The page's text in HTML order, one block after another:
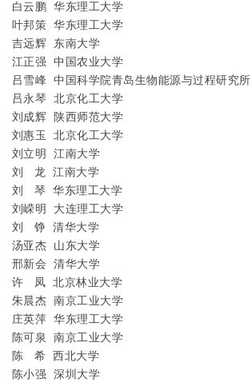
白云鹏
华东理工大学
叶邦策
华东理工大学
吉远辉
东南大学
江正强
中国农业大学
吕雪峰
中国科学院青岛生物能源与过程研究所
吕永琴
北京化工大学
刘成辉
陕西师范大学
刘惠玉
北京化工大学
刘立明
江南大学
刘
龙
江南大学
刘
琴
华东理工大学
刘嵘明
大连理工大学
刘
铮
清华大学
汤亚杰
山东大学
邢新会
清华大学
许
凤
北京林业大学
朱晨杰
南京工业大学
庄英萍
华东理工大学
陈可泉
南京工业大学
陈
希
西北大学
陈小强
深圳大学